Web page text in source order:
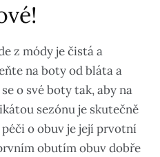
z módy je čistá a
na boty od bláta a
o své boty tak, aby na
sezónu je skutečně
o obuv je její prvotní
obutím obuv dobře